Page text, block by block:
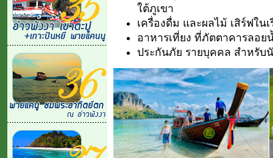
ใต้ภูเขา
เครื่องดื่ม และผลไม้ เสิร์ฟในเ
อาหารเที่ยง ที่ภัตตาคารลอย
ประกันภัย รายบุคคล สำหรับ